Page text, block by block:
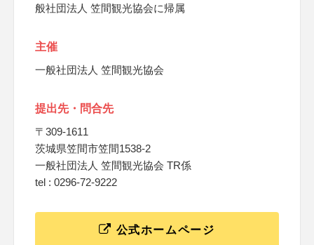
般社団法人 笠間観光協会に帰属
主催
一般社団法人 笠間観光協会
提出先・問合先
〒309-1611
茨城県笠間市笠間1538-2
一般社団法人 笠間観光協会 TR係
tel : 0296-72-9222
公式ホームページ